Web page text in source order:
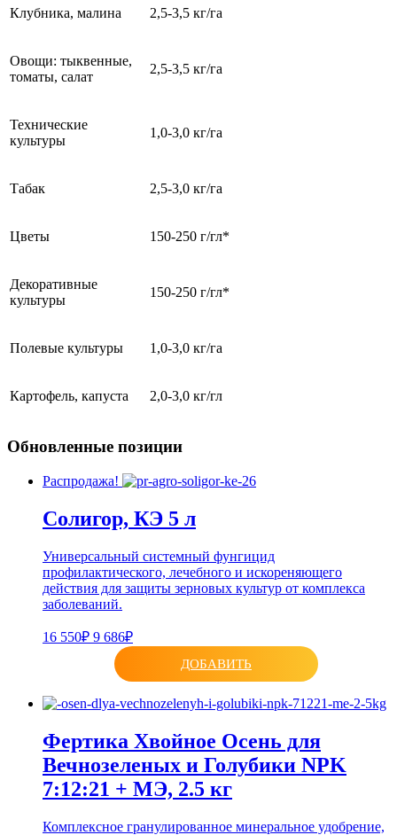
Клубника, малина 2,5-3,5 кг/га
Овощи: тыквенные,
томаты, салат
2,5-3,5 кг/га
Технические
культуры
1,0-3,0 кг/га
Табак 2,5-3,0 кг/га
Цветы 150-250 г/гл*
Декоративные
культуры
150-250 г/гл*
Полевые культуры 1,0-3,0 кг/га
Картофель, капуста 2,0-3,0 кг/гл
Обновленные позиции
Распродажа!
Солигор, КЭ 5 л
Универсальный системный фунгицид
профилактического, лечебного и искореняющего
действия для защиты зерновых культур от комплекса
заболеваний.
16 550₽ 9 686₽
ДОБАВИТЬ
Фертика Хвойное Осень для
Вечнозеленых и Голубики NPK
7:12:21 + МЭ, 2.5 кг
Комплексное гранулированное минеральное удобрение,